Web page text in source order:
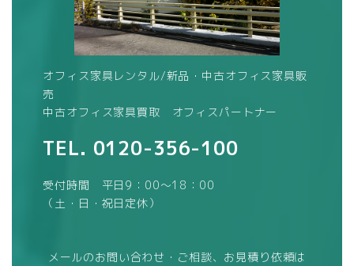
オフィス家具レンタル/新品・中古オフィス家具販
売
中古オフィス家具買取 オフィスパートナー
TEL. 0120-356-100
受付時間 平日9：00～18：00
（土・日・祝日定休）
メールのお問い合わせ・ご相談、お見積り依頼は